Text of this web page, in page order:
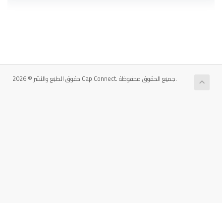
حقوق الطبع والنشر © 2026 Cap Connect. جميع الحقوق محفوظة.